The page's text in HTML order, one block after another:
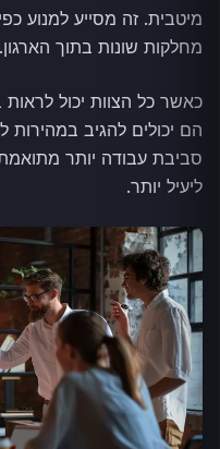
מיטבית. זה מסייע למנוע
מחלקות שונות בתוך הארגון.
כאשר כל הצוות יכול
הם יכולים להגיב במהירות
סביבת עבודה יותר
ליעיל יותר.